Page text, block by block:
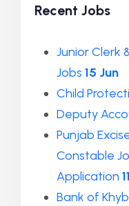
Recent Jobs
Junior Clerk
Jobs 15 Jun
Child
Deputy
Punjab
Constable
Application
Bank of